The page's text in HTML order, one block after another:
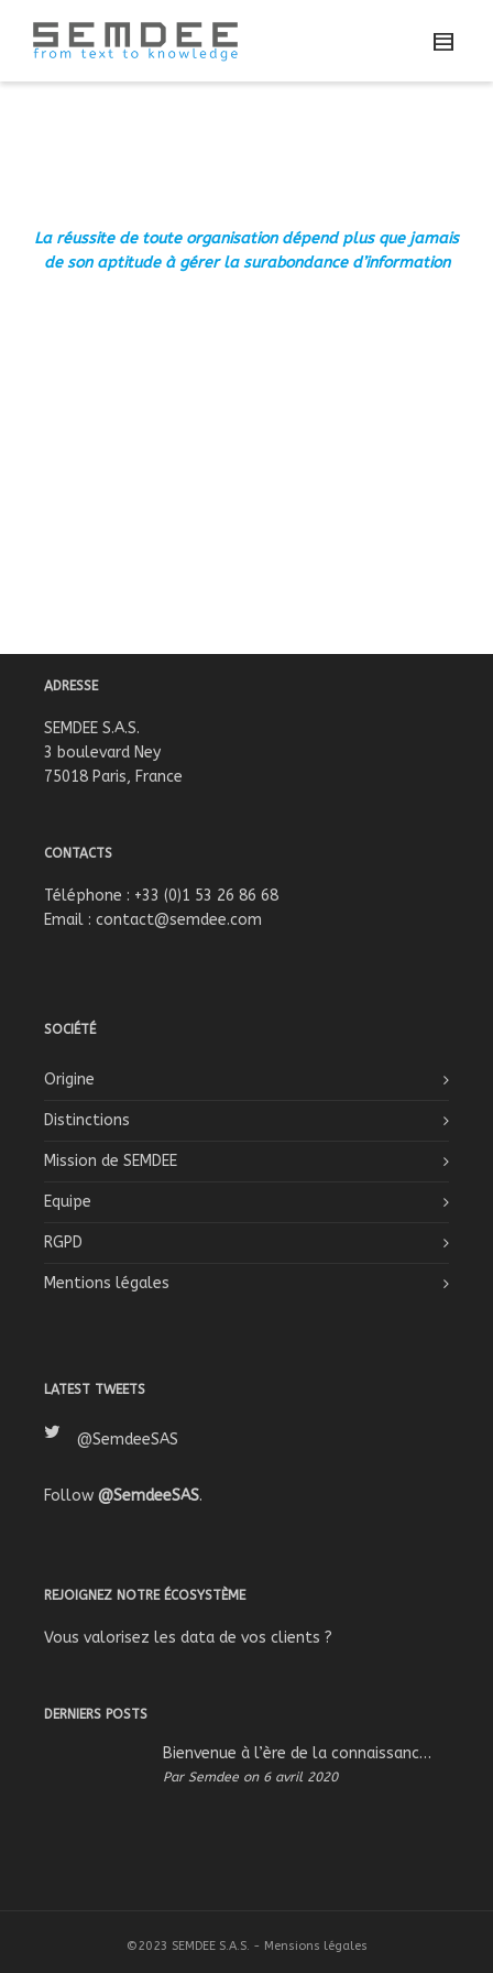
La réussite de toute organisation dépend plus que jamais
de son aptitude à gérer la surabondance d’information
ADRESSE
SEMDEE S.A.S.
3 boulevard Ney
75018 Paris, France
CONTACTS
Téléphone : +33 (0)1 53 26 86 68
Email : contact@semdee.com
SOCIÉTÉ
Origine
Distinctions
Mission de SEMDEE
Equipe
RGPD
Mentions légales
LATEST TWEETS
@SemdeeSAS
Follow @SemdeeSAS.
REJOIGNEZ NOTRE ÉCOSYSTÈME
Vous valorisez les data de vos clients ?
DERNIERS POSTS
Bienvenue à l’ère de la connaissance – Démo My_Knowledge
Par Semdee on 6 avril 2020
©2023 SEMDEE S.A.S. - Mensions légales